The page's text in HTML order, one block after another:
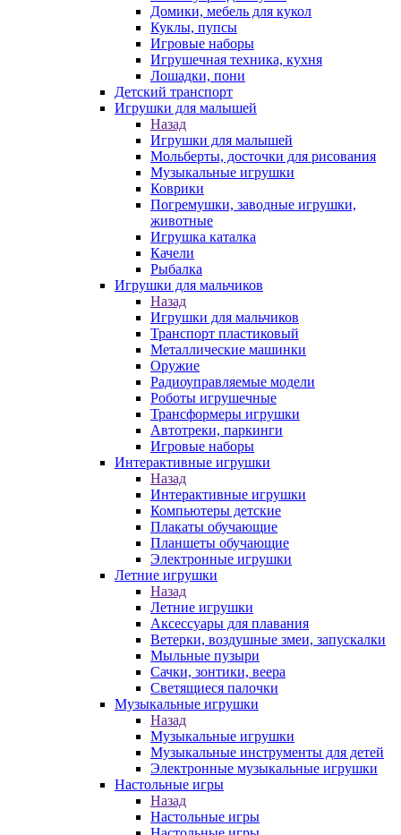
Домики, мебель для кукол
Куклы, пупсы
Игровые наборы
Игрушечная техника, кухня
Лошадки, пони
Детский транспорт
Игрушки для малышей
Назад
Игрушки для малышей
Мольберты, досточки для рисования
Музыкальные игрушки
Коврики
Погремушки, заводные игрушки,
животные
Игрушка каталка
Качели
Рыбалка
Игрушки для мальчиков
Назад
Игрушки для мальчиков
Транспорт пластиковый
Металлические машинки
Оружие
Радиоуправляемые модели
Роботы игрушечные
Трансформеры игрушки
Автотреки, паркинги
Игровые наборы
Интерактивные игрушки
Назад
Интерактивные игрушки
Компьютеры детские
Плакаты обучающие
Планшеты обучающие
Электронные игрушки
Летние игрушки
Назад
Летние игрушки
Аксессуары для плавания
Ветерки, воздушные змеи, запускалки
Мыльные пузыри
Сачки, зонтики, веера
Светящиеся палочки
Музыкальные игрушки
Назад
Музыкальные игрушки
Музыкальные инструменты для детей
Электронные музыкальные игрушки
Настольные игры
Назад
Настольные игры